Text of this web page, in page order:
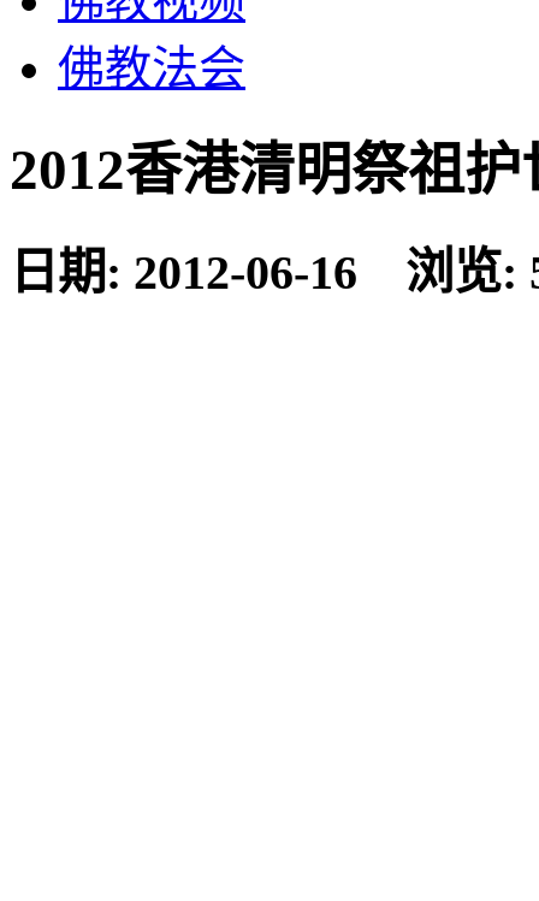
佛教法会
2012香港清明祭祖
日期: 2012-06-16 浏览: